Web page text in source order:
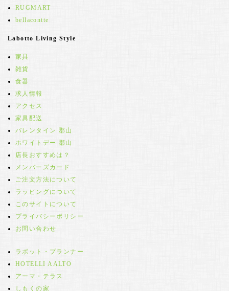
RUGMART
bellacontte
Labotto Living Style
家具
雑貨
食器
求人情報
アクセス
家具配送
バレンタイン 郡山
ホワイトデー 郡山
店長おすすめは？
メンバーズカード
ご注文方法について
ラッピングについて
このサイトについて
プライバシーポリシー
お問い合わせ
ラボット・プランナー
HOTELLI AALTO
アーマ・テラス
しもくの家